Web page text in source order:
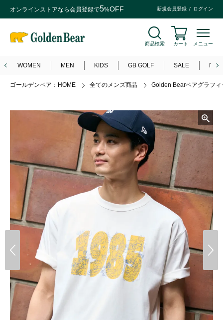
オンラインストアなら会員登録で5%OFF 新規会員登録 ログイン
商品検索 カート メニュー
WOMEN MEN KIDS GB GOLF SALE
ゴールデンベア：HOME 全てのメンズ商品 Golden Bearベアグラフ